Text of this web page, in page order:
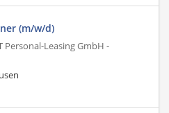
(m/w/d)
Personal-Leasing GmbH -